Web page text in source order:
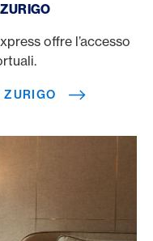
offre l’accesso
ZURIGO